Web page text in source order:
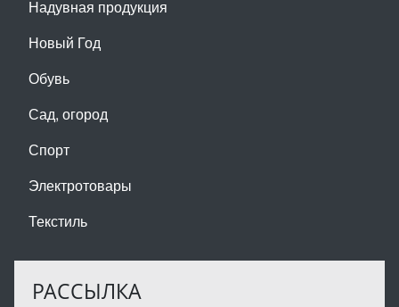
Надувная продукция
Новый Год
Обувь
Сад, огород
Спорт
Электротовары
Текстиль
РАССЫЛКА